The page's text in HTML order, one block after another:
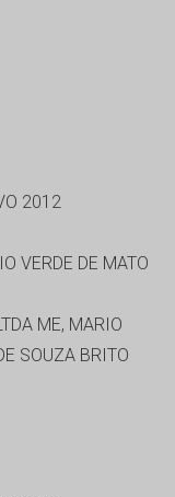
2012
VERDE DE MATO
ME, MARIO
SOUZA BRITO